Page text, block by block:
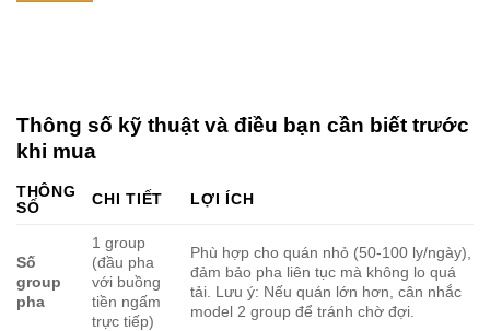
Thông số kỹ thuật và điều bạn cần biết trước
khi mua
THÔNG
SỐ
CHI TIẾT LỢI ÍCH
Số
group
pha
1 group
(đầu pha
với buồng
tiền ngấm
trực tiếp)
Phù hợp cho quán nhỏ (50-100 ly/ngày),
đảm bảo pha liên tục mà không lo quá
tải. Lưu ý: Nếu quán lớn hơn, cân nhắc
model 2 group để tránh chờ đợi.